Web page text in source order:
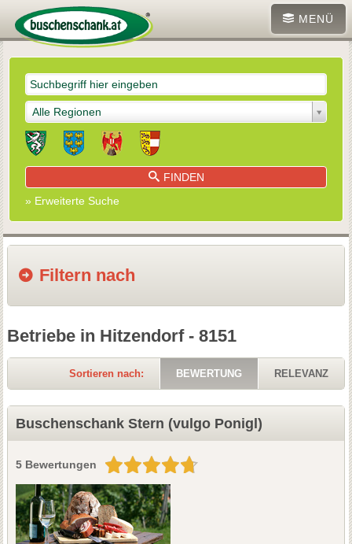
MENÜ
Alle Regionen
FINDEN
» Erweiterte Suche
Filtern nach
Betriebe in Hitzendorf - 8151
Sortieren nach: BEWERTUNG RELEVANZ
Buschenschank Stern (vulgo Ponigl)
5 Bewertungen